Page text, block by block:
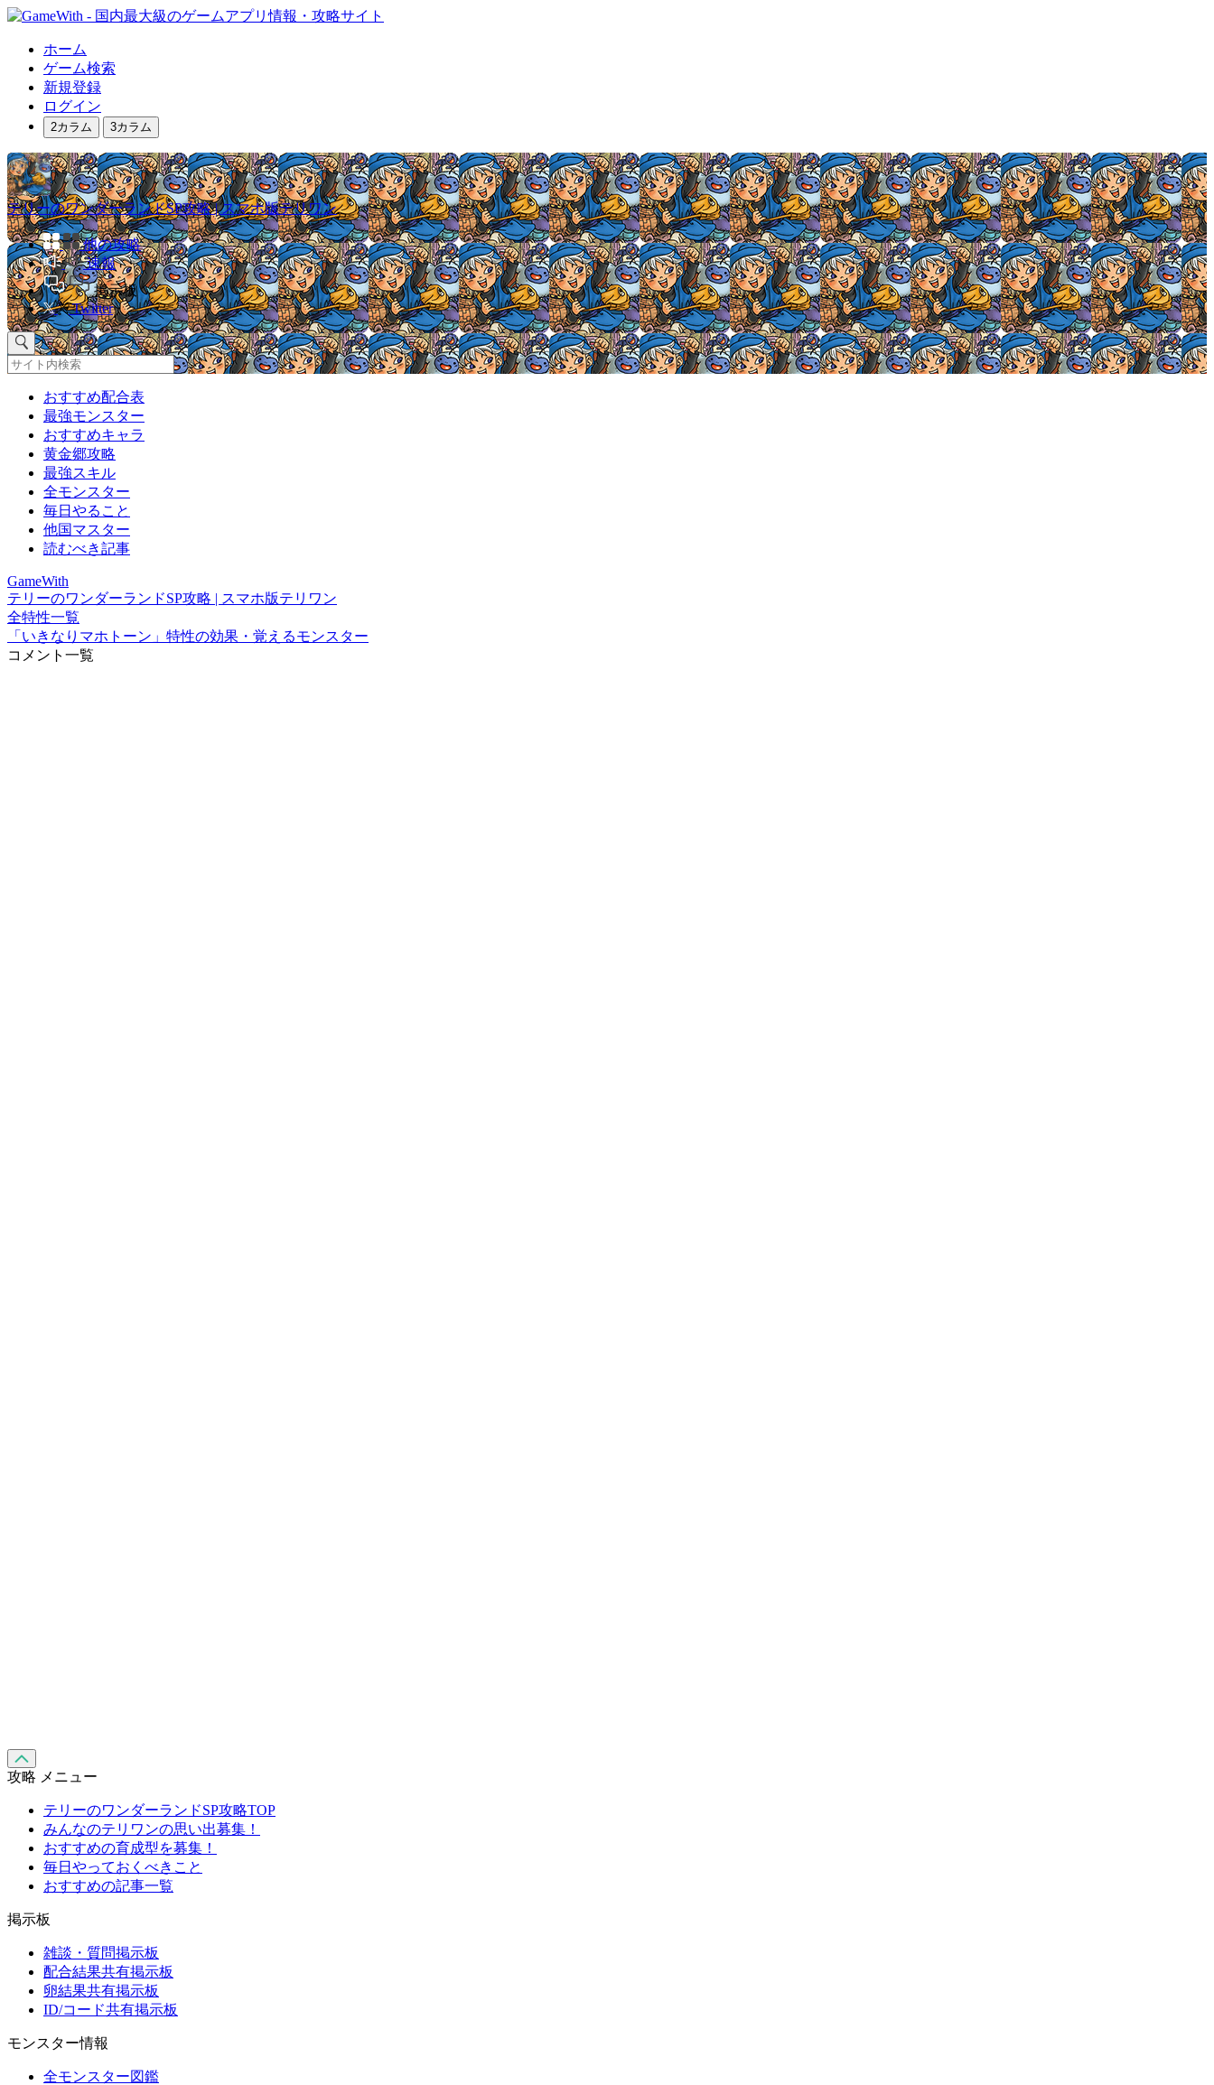
ホーム
ゲーム検索
新規登録
ログイン
2カラム 3カラム
テリーのワンダーランドSP攻略 | スマホ版テリワン
他の攻略
速報
掲示板
Twitter
おすすめ配合表
最強モンスター
おすすめキャラ
黄金郷攻略
最強スキル
全モンスター
毎日やること
他国マスター
読むべき記事
GameWith
テリーのワンダーランドSP攻略 | スマホ版テリワン
全特性一覧
「いきなりマホトーン」特性の効果・覚えるモンスター
コメント一覧
攻略 メニュー
テリーのワンダーランドSP攻略TOP
みんなのテリワンの思い出募集！
おすすめの育成型を募集！
毎日やっておくべきこと
おすすめの記事一覧
掲示板
雑談・質問掲示板
配合結果共有掲示板
卵結果共有掲示板
ID/コード共有掲示板
モンスター情報
全モンスター図鑑